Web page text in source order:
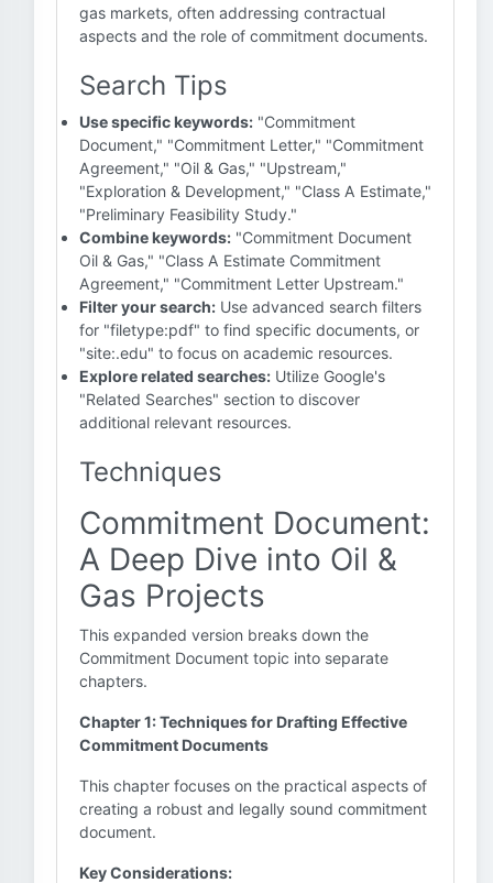
gas markets, often addressing contractual
aspects and the role of commitment documents.
Search Tips
Use specific keywords: "Commitment
Document," "Commitment Letter," "Commitment
Agreement," "Oil & Gas," "Upstream,"
"Exploration & Development," "Class A Estimate,"
"Preliminary Feasibility Study."
Combine keywords: "Commitment Document
Oil & Gas," "Class A Estimate Commitment
Agreement," "Commitment Letter Upstream."
Filter your search: Use advanced search filters
for "filetype:pdf" to find specific documents, or
"site:.edu" to focus on academic resources.
Explore related searches: Utilize Google's
"Related Searches" section to discover
additional relevant resources.
Techniques
Commitment Document:
A Deep Dive into Oil &
Gas Projects
This expanded version breaks down the
Commitment Document topic into separate
chapters.
Chapter 1: Techniques for Drafting Effective
Commitment Documents
This chapter focuses on the practical aspects of
creating a robust and legally sound commitment
document.
Key Considerations: